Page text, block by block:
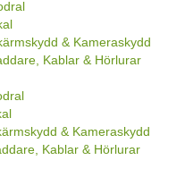
& Kameraskydd
Kablar & Hörlurar
& Kameraskydd
Kablar & Hörlurar